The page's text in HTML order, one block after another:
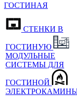
ГОСТИНАЯ
СТЕНКИ В
ГОСТИНУЮ
МОДУЛЬНЫЕ
СИСТЕМЫ ДЛЯ
ГОСТИНОЙ